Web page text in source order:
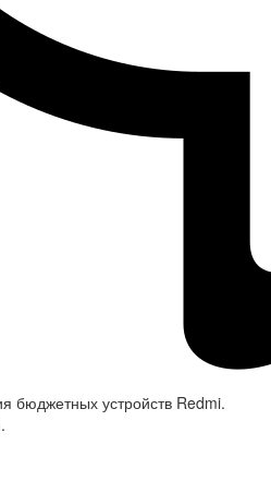
бюджетных устройств Redmi.